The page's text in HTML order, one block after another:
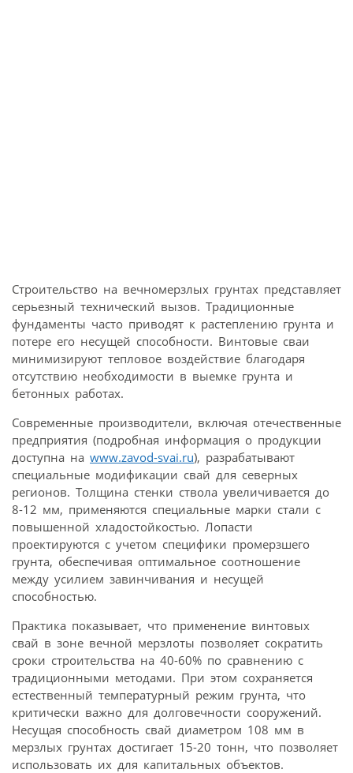
Строительство на вечномерзлых грунтах представляет
серьезный технический вызов. Традиционные
фундаменты часто приводят к растеплению грунта и
потере его несущей способности. Винтовые сваи
минимизируют тепловое воздействие благодаря
отсутствию необходимости в выемке грунта и
бетонных работах.
Современные производители, включая отечественные
предприятия (подробная информация о продукции
доступна на www.zavod-svai.ru), разрабатывают
специальные модификации свай для северных
регионов. Толщина стенки ствола увеличивается до
8-12 мм, применяются специальные марки стали с
повышенной хладостойкостью. Лопасти
проектируются с учетом специфики промерзшего
грунта, обеспечивая оптимальное соотношение
между усилием завинчивания и несущей
способностью.
Практика показывает, что применение винтовых
свай в зоне вечной мерзлоты позволяет сократить
сроки строительства на 40-60% по сравнению с
традиционными методами. При этом сохраняется
естественный температурный режим грунта, что
критически важно для долговечности сооружений.
Несущая способность свай диаметром 108 мм в
мерзлых грунтах достигает 15-20 тонн, что позволяет
использовать их для капитальных объектов.